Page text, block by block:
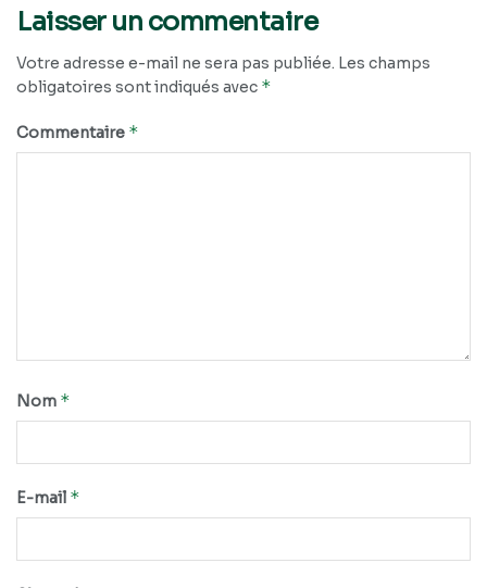
Laisser un commentaire
Votre adresse e-mail ne sera pas publiée. Les champs
obligatoires sont indiqués avec *
Commentaire *
Nom *
E-mail *